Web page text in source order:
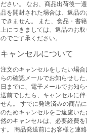
ださい。 なお、商品出荷後一
品を開封された場合は、返品
できません。 また、食品・書
上につきましては、返品のお
のでご了承ください。
キャンセルについて
注文のキャンセルをしたい場
らの確認メールでお知らせし
日までに、電子メールでお知
送前でしたら、キャンセルに伴
せん。 すでに発送済みの商品
のためキャンセルをご遠慮い
然のキャンセルは、必要経費を
す。 商品発送前にお客様と連